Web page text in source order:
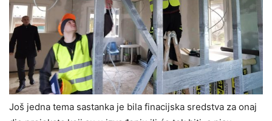
Još jedna tema sastanka je bila finacijska sredstva za onaj